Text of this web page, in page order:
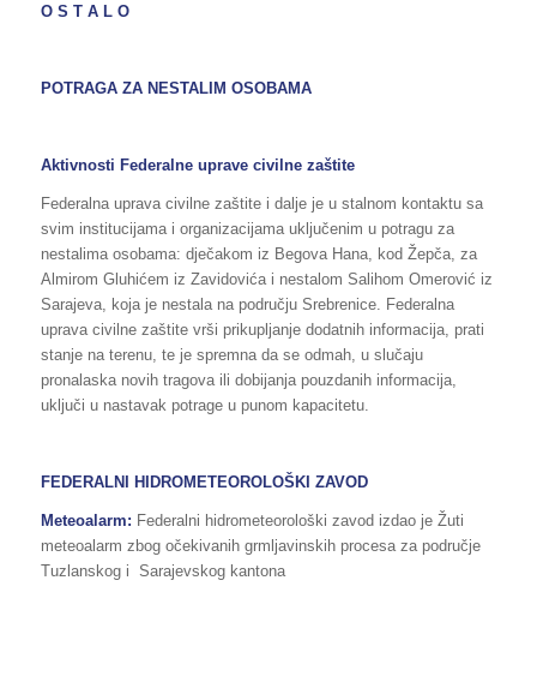
O S T A L O
POTRAGA ZA NESTALIM OSOBAMA
Aktivnosti Federalne uprave civilne zaštite
Federalna uprava civilne zaštite i dalje je u stalnom kontaktu sa
svim institucijama i organizacijama uključenim u potragu za
nestalima osobama: dječakom iz Begova Hana, kod Žepča, za
Almirom Gluhićem iz Zavidovića i nestalom Salihom Omerović iz
Sarajeva, koja je nestala na području Srebrenice. Federalna
uprava civilne zaštite vrši prikupljanje dodatnih informacija, prati
stanje na terenu, te je spremna da se odmah, u slučaju
pronalaska novih tragova ili dobijanja pouzdanih informacija,
uključi u nastavak potrage u punom kapacitetu.
FEDERALNI HIDROMETEOROLOŠKI ZAVOD
Meteoalarm: Federalni hidrometeorološki zavod izdao je Žuti
meteoalarm zbog očekivanih grmljavinskih procesa za područje
Tuzlanskog i Sarajevskog kantona